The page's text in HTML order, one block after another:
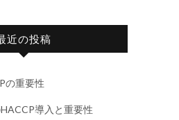
近の投稿
の重要性
導入と重要性